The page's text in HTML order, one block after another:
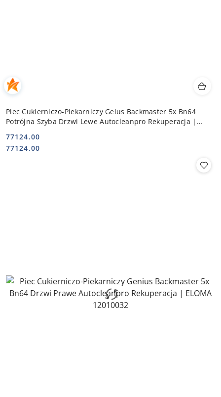
Piec Cukierniczo-Piekarniczy Geius Backmaster 5x Bn64
Potrójna Szyba Drzwi Lewe Autocleanpro Rekuperacja |
Cena:
77124.00
Cena:
77124.00